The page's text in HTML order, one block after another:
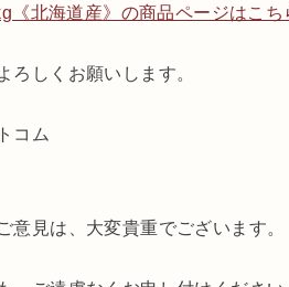
《北海道産》の商品ページはこち
ろしくお願いします。
コム
意見は、大変貴重でございます。